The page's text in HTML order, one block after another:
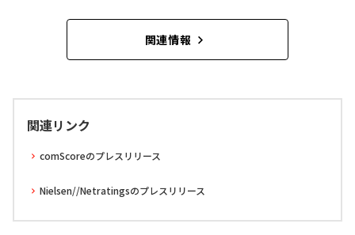
関連情報
関連リンク
comScoreのプレスリリース
Nielsen//Netratingsのプレスリリース